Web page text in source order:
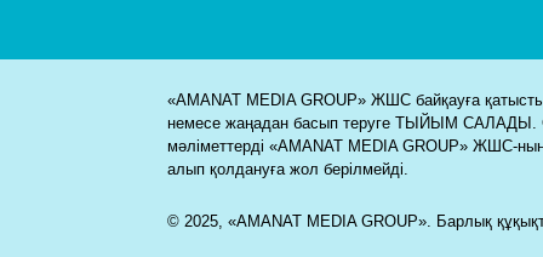
«AMANAT MEDIA GROUP» ЖШС байқауға қатысты
немесе жаңадан басып теруге ТЫЙЫМ САЛАДЫ.
мәліметтерді «AMANAT MEDIA GROUP» ЖШС-
алып қолдануға жол берілмейді.
© 2025, «AMANAT MEDIA GROUP». Барлық